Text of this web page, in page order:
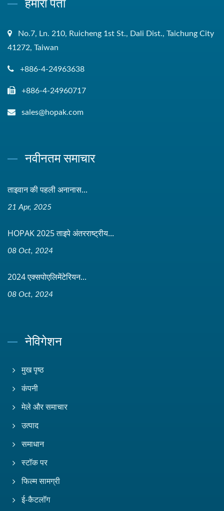
No.7, Ln. 210, Ruicheng 1st St., Dali Dist., Taichung City
41272, Taiwan
+886-4-24963638
+886-4-24960717
sales@hopak.com
नवीनतम समाचार
ताइवान की पहली अनानास...
21 Apr, 2025
HOPAK 2025 ताइपे अंतरराष्ट्रीय...
08 Oct, 2024
2024 एक्सपोएलिमेंटेरियन...
08 Oct, 2024
नेविगेशन
मुख पृष्ठ
कंपनी
मेले और समाचार
उत्पाद
समाधान
स्टॉक पर
फिल्म सामग्री
ई-कैटलॉग